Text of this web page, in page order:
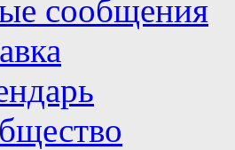
сообщения